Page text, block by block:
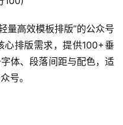
量高效模板排版”的公众号
心排版需求，提供100+垂
体、段落间距与配色，适
号。